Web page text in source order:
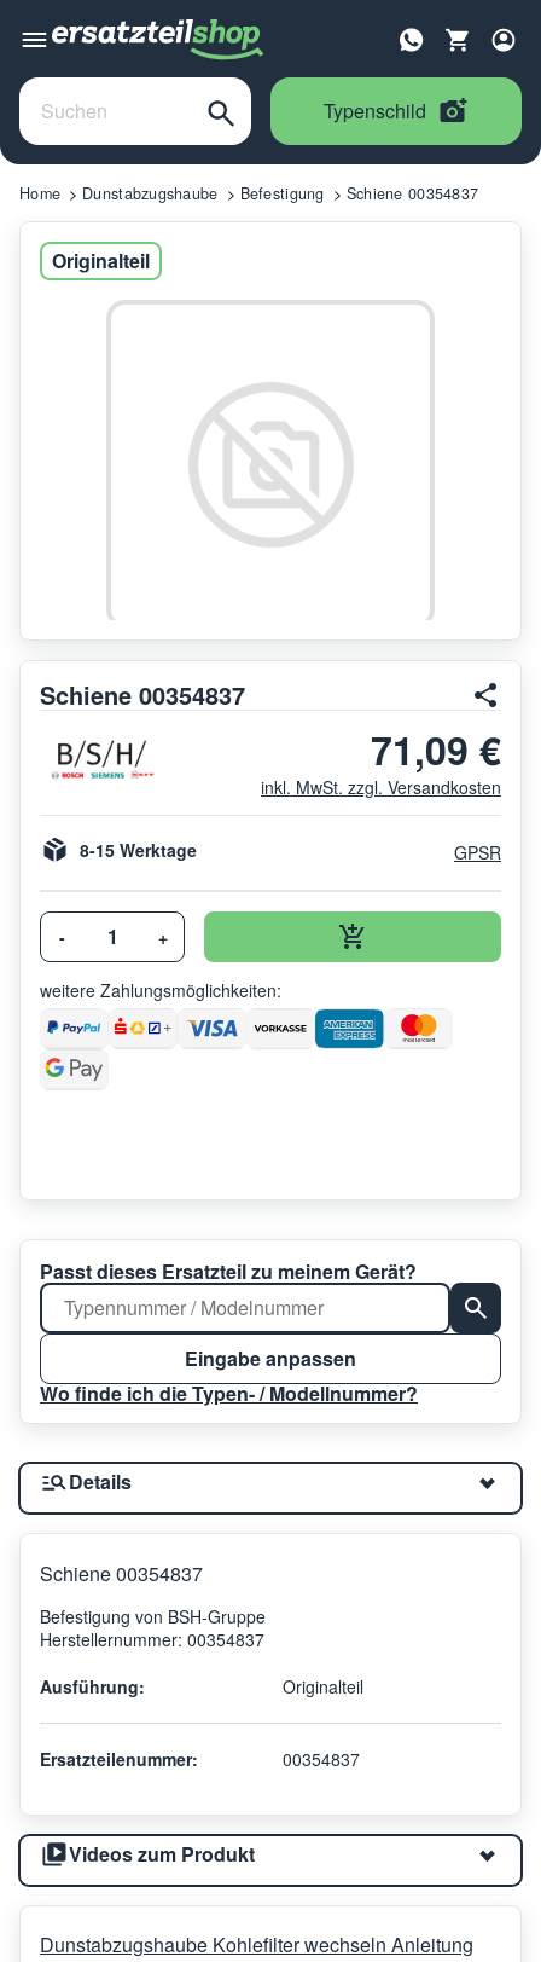
Typenschild
Home Dunstabzugshaube Befestigung Schiene 00354837
Originalteil
Schiene 00354837
71,09 €
inkl. MwSt. zzgl. Versandkosten
8-15 Werktage GPSR
- +
weitere Zahlungsmöglichkeiten:
Passt dieses Ersatzteil zu meinem Gerät?
Eingabe anpassen
Wo finde ich die Typen- / Modellnummer?
Details
Schiene 00354837
Befestigung von BSH-Gruppe
Herstellernummer: 00354837
Ausführung:
Originalteil
Ersatzteilenummer: 00354837
Videos zum Produkt
Dunstabzugshaube Kohlefilter wechseln Anleitung